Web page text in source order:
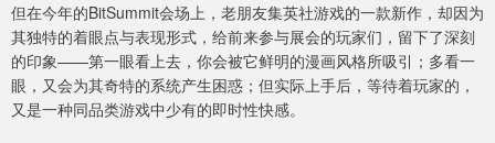
但在今年的BitSummit会场上，老朋友集英社游戏的一款新作，却因为
其独特的着眼点与表现形式，给前来参与展会的玩家们，留下了深刻
的印象——第一眼看上去，你会被它鲜明的漫画风格所吸引；多看一
眼，又会为其奇特的系统产生困惑；但实际上手后，等待着玩家的，
又是一种同品类游戏中少有的即时性快感。